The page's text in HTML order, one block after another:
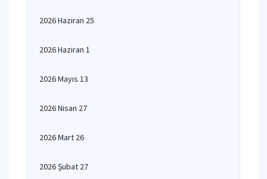
2026 Haziran 25
2026 Haziran 1
2026 Mayıs 13
2026 Nisan 27
2026 Mart 26
2026 Şubat 27